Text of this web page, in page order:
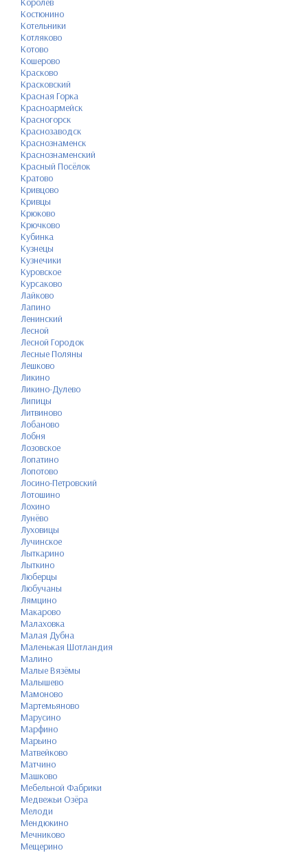
Костюнино
Котельники
Котляково
Котово
Кошерово
Красково
Красковский
Красная Горка
Красноармейск
Красногорск
Краснозаводск
Краснознаменск
Краснознаменский
Красный Посёлок
Кратово
Кривцово
Кривцы
Крюково
Крючково
Кубинка
Кузнецы
Кузнечики
Куровское
Курсаково
Лайково
Лапино
Ленинский
Лесной
Лесной Городок
Лесные Поляны
Лешково
Ликино
Ликино-Дулево
Липицы
Литвиново
Лобаново
Лобня
Лозовское
Лопатино
Лопотово
Лосино-Петровский
Лотошино
Лохино
Лунёво
Луховицы
Лучинское
Лыткарино
Лыткино
Люберцы
Любучаны
Лямцино
Макарово
Малаховка
Малая Дубна
Маленькая Шотландия
Малино
Малые Вязёмы
Малышево
Мамоново
Мартемьяново
Марусино
Марфино
Марьино
Матвейково
Матчино
Машково
Мебельной Фабрики
Медвежьи Озёра
Мелоди
Мендюкино
Мечниково
Мещерино